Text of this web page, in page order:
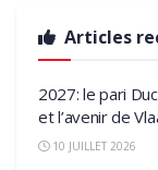
Articles
2027: le pari
et l’avenir de
10 JUILLET 2026